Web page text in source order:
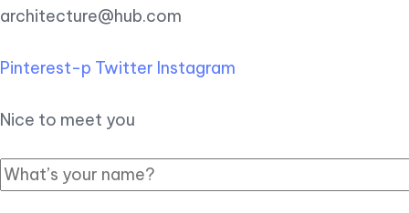
architecture@hub.com
Pinterest-p Twitter Instagram
Nice to meet you